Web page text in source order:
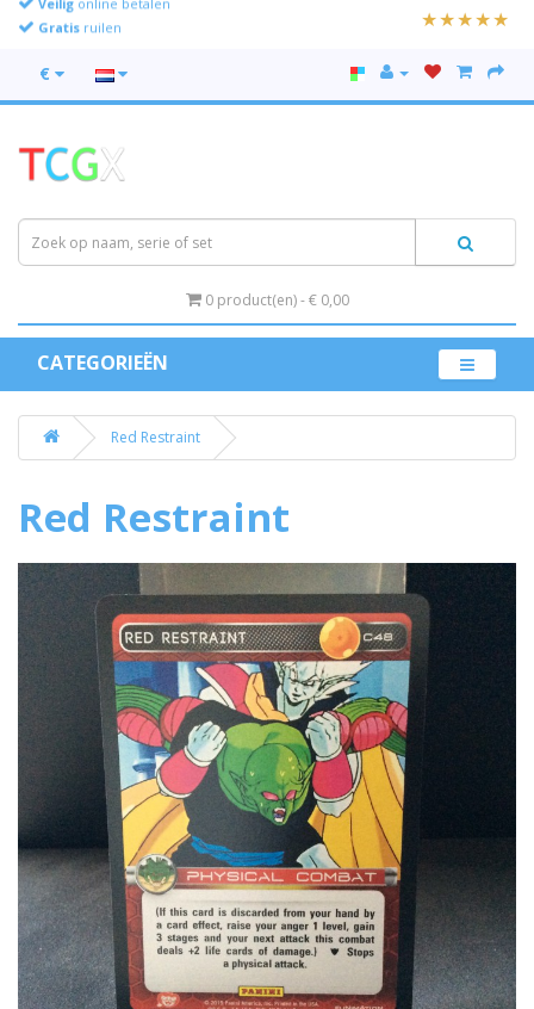
Gratis ruilen
€
0 product(en) - € 0,00
CATEGORIEËN
Red Restraint
Red Restraint